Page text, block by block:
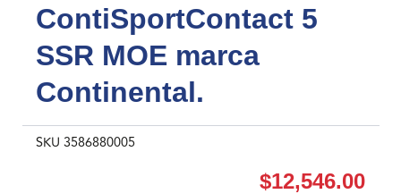
ContiSportContact 5
SSR MOE marca
Continental.
SKU 3586880005
$12,546.00